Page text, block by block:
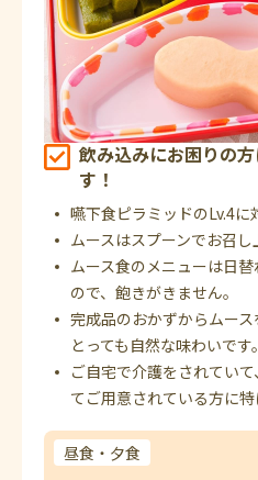
飲み込みにお困りの
す！
嚥下食ピラミッドのLv.4
ムースはスプーンでお召し
ムース食のメニューは日
ので、飽きがきません。
完成品のおかずからムース
とっても自然な味わいです。
ご自宅で介護をされてい
てご用意されている方に特
昼食・夕食